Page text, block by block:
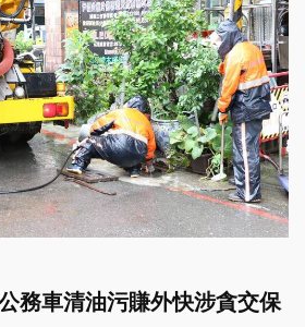
務車清油污賺外快涉貪交保